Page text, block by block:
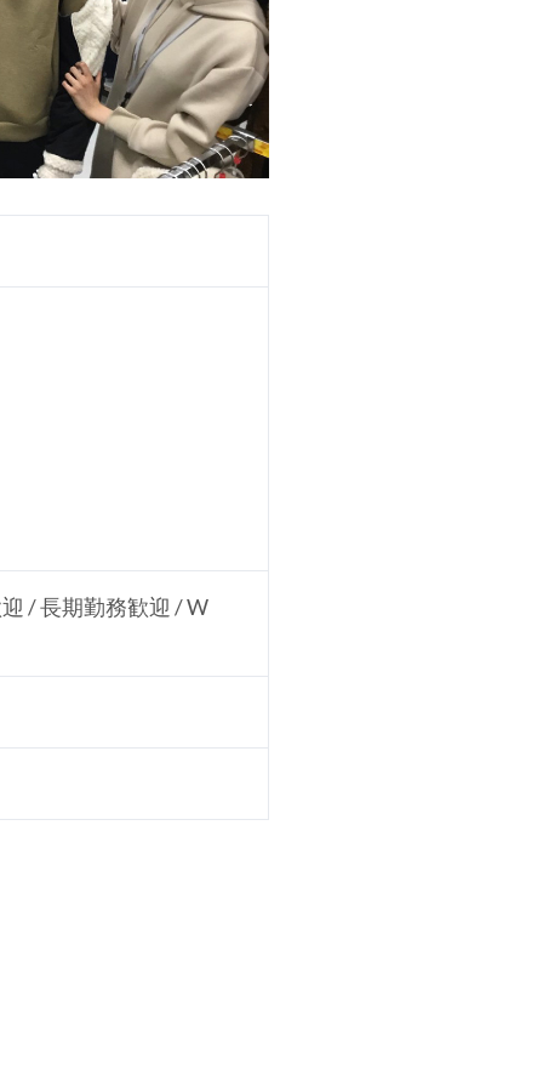
/ 長期勤務歓迎 / W